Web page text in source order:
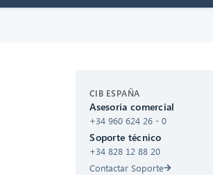
CIB ESPAÑA
Asesoría comercial
+34 960 624 26 - 0
Soporte técnico
+34 828 12 88 20
Contactar Soporte
¡Hola! ¿Qué puedo hacer por ti?